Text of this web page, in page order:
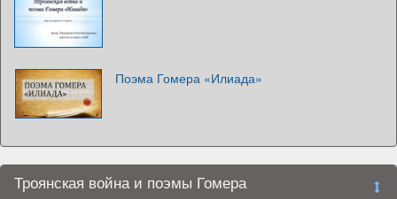
Поэма Гомера «Илиада»
Троянская война и поэмы Гомера